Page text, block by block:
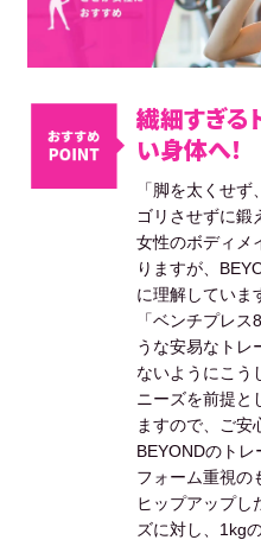
繊細すぎる
い身体へ！
「脚を太くせ
ゴリさせずに鍛
女性のボディメ
りますが、
に理解していま
「ベンチプレ
うな安易なトレ
ないようにこう
ニーズを前提と
ますので、ご安
BEYONDのトレ
フォーム重視の
ヒップアップし
ズに対し、1kg